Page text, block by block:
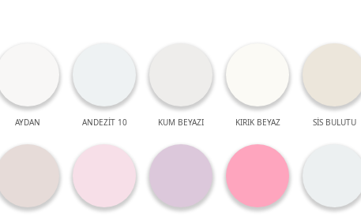
AYDAN ANDEZİT 10 KUM BEYAZI KIRIK BEYAZ SİS BULUTU